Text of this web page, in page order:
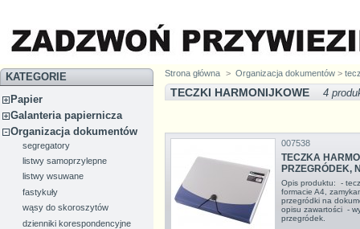
KATEGORIE
Papier
Galanteria papiernicza
Organizacja dokumentów
segregatory
listwy samoprzylepne
listwy wsuwane
fastykuły
wąsy do skoroszytów
dzienniki korespondencyjne
Strona główna > Organizacja dokumentów >
TECZKI HARMONIJKOWE 4
007538
TECZKA
PRZEGRÓDEK,
Opis produktu: -
formacie A4,
przegródki na
opisu zawartości -
przegródek.